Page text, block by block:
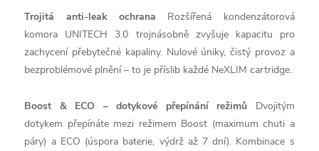
Trojitá anti-leak ochrana Rozšířená kondenzátorová
komora UNITECH 3.0 trojnásobně zvyšuje kapacitu pro
zachycení přebytečné kapaliny. Nulové úniky, čistý provoz a
bezproblémové plnění – to je příslib každé NeXLIM cartridge.
Boost & ECO – dotykové přepínání režimů Dvojitým
dotykem přepínáte mezi režimem Boost (maximum chuti a
páry) a ECO (úspora baterie, výdrž až 7 dní). Kombinace s